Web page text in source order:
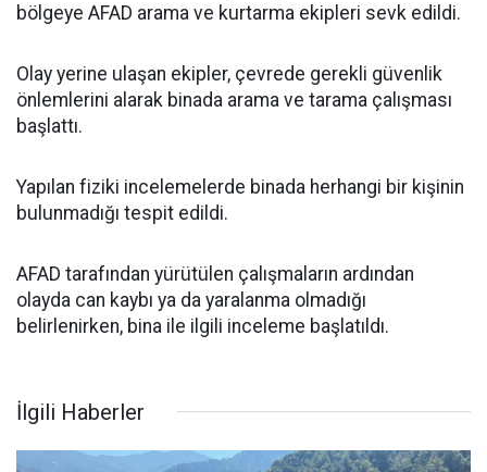
bölgeye AFAD arama ve kurtarma ekipleri sevk edildi.
Olay yerine ulaşan ekipler, çevrede gerekli güvenlik
önlemlerini alarak binada arama ve tarama çalışması
başlattı.
Yapılan fiziki incelemelerde binada herhangi bir kişinin
bulunmadığı tespit edildi.
AFAD tarafından yürütülen çalışmaların ardından
olayda can kaybı ya da yaralanma olmadığı
belirlenirken, bina ile ilgili inceleme başlatıldı.
İlgili Haberler